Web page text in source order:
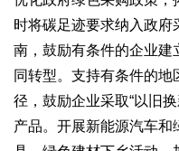
时将碳足迹要求纳入政
南，鼓励有条件的企业建
同转型。支持有条件的
径，鼓励企业采取“以旧
产品。开展新能源汽车和